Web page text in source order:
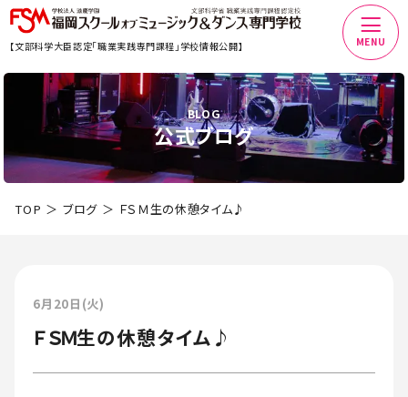
【文部科学大臣認定「職業実践専門課程」学校情報公開】 MENU
BLOG
公式ブログ
TOP ブログ ＦＳＭ生の休憩タイム♪
6月20日(火)
ＦＳＭ生の休憩タイム♪